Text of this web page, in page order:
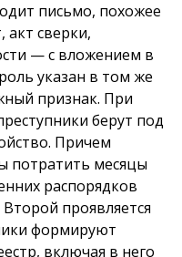
письмо, похожее
акт сверки,
— с вложением в
указан в том же
признак. При
берут под
Причем
потратить месяцы
распорядков
проявляется
формируют
включая в него